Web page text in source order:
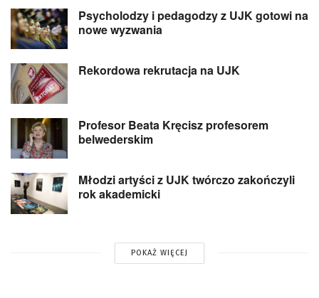
Psycholodzy i pedagodzy z UJK gotowi na
nowe wyzwania
Rekordowa rekrutacja na UJK
Profesor Beata Kręcisz profesorem
belwederskim
Młodzi artyści z UJK twórczo zakończyli
rok akademicki
POKAŻ WIĘCEJ